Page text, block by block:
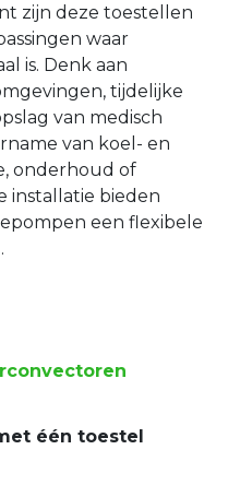
zijn deze toestellen
waar
is. Denk aan
tijdelijke
van medisch
van koel- en
onderhoud of
installatie bieden
een flexibele
één toestel